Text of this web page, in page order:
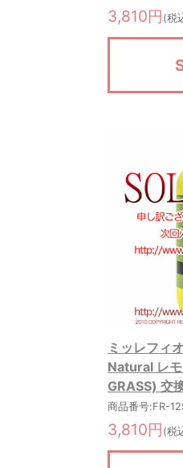
3,810円 (税
ミッレフィ
Natural レ
GRASS) 交
商品番号:FR-
3,810円 (税